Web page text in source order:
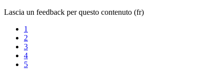
Lascia un feedback per questo contenuto (fr)
1
2
3
4
5